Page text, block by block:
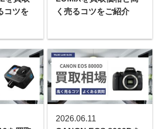
コツを
く売るコツをご紹介
2026.06.11